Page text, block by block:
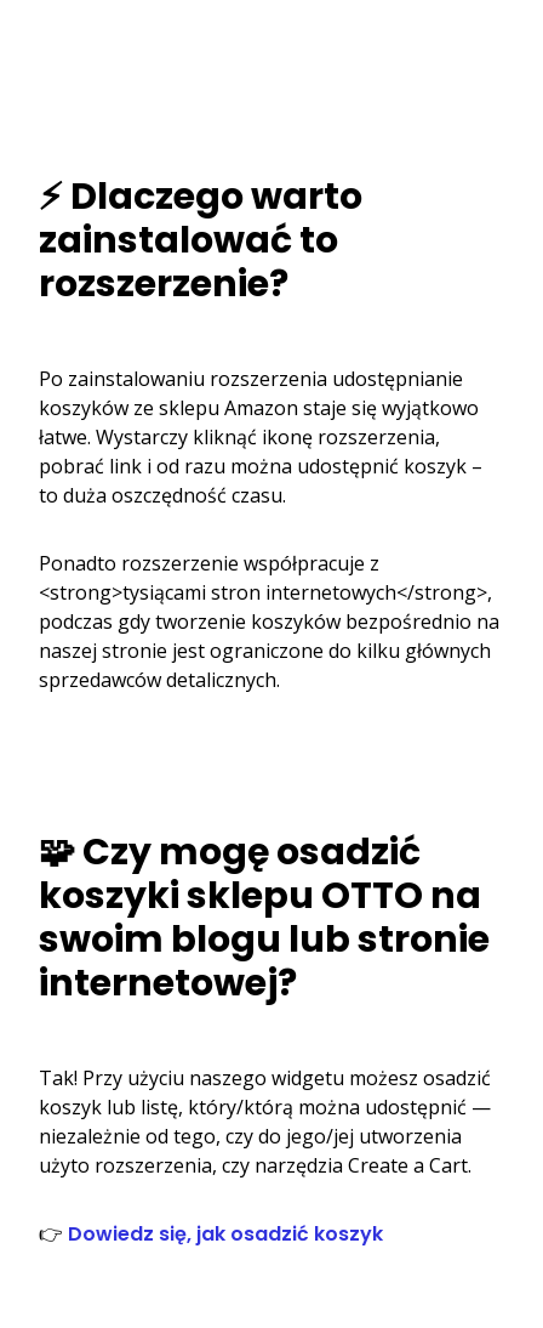
⚡ Dlaczego warto
zainstalować to
rozszerzenie?
Po zainstalowaniu rozszerzenia udostępnianie
koszyków ze sklepu Amazon staje się wyjątkowo
łatwe. Wystarczy kliknąć ikonę rozszerzenia,
pobrać link i od razu można udostępnić koszyk –
to duża oszczędność czasu.
Ponadto rozszerzenie współpracuje z
<strong>tysiącami stron internetowych</strong>,
podczas gdy tworzenie koszyków bezpośrednio na
naszej stronie jest ograniczone do kilku głównych
sprzedawców detalicznych.
🧩 Czy mogę osadzić
koszyki sklepu OTTO na
swoim blogu lub stronie
internetowej?
Tak! Przy użyciu naszego widgetu możesz osadzić
koszyk lub listę, który/którą można udostępnić —
niezależnie od tego, czy do jego/jej utworzenia
użyto rozszerzenia, czy narzędzia Create a Cart.
👉 Dowiedz się, jak osadzić koszyk